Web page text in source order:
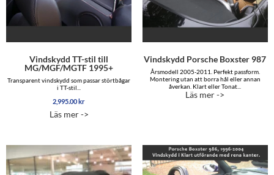
Vindskydd TT-stil till
MG/MGF/MGTF 1995+
Transparent vindskydd som passar störtbågar
i TT-stil...
2,995.00kr
Läs mer ->
Vindskydd Porsche Boxster 987
Årsmodell 2005-2011. Perfekt passform.
Montering utan att borra hål eller annan
åverkan. Klart eller Tonat...
Läs mer ->